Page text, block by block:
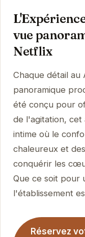
vue
Netflix
Chaque détail au
panoramique
été conçu pour
de l'agitation,
intime où le
chaleureux et
conquérir les
Que ce soit pour
l'établissement
Réservez